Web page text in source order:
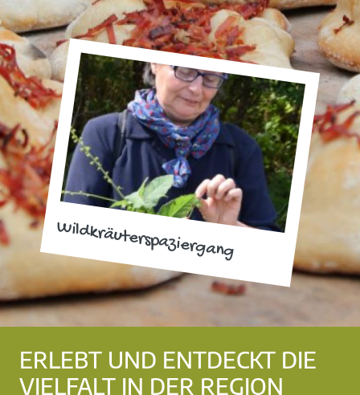
Wildkräuterspaziergang
ERLEBT UND ENTDECKT DIE
VIELFALT IN DER REGION